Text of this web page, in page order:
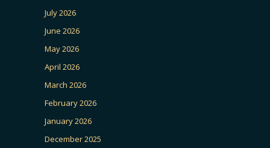
July 2026
June 2026
May 2026
April 2026
March 2026
February 2026
January 2026
December 2025